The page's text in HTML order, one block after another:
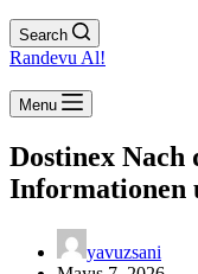
Search
Randevu Al!
Menu
Dostinex Nach
Informationen
yavuzsani